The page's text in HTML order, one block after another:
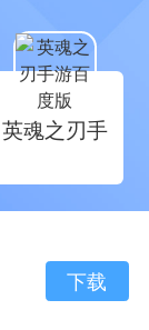
英魂之刃手
下载